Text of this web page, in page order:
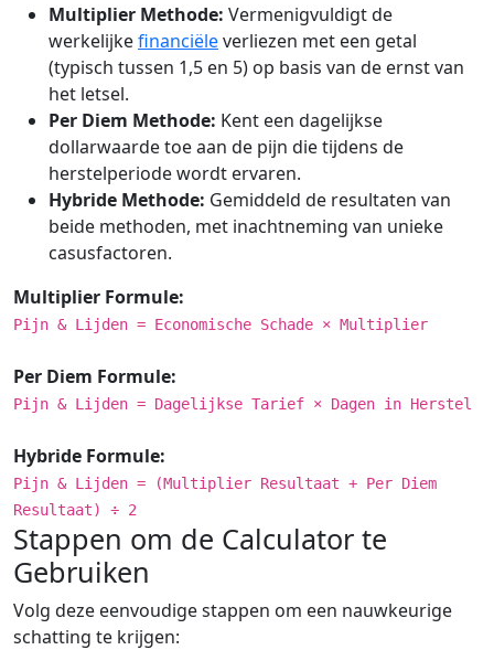
Multiplier Methode: Vermenigvuldigt de
werkelijkefinanciëleverliezen met een getal
(typisch tussen 1,5 en 5) op basis van de ernst van
het letsel.
Per Diem Methode: Kent een dagelijkse
dollarwaarde toe aan de pijn die tijdens de
herstelperiode wordt ervaren.
Hybride Methode: Gemiddeld de resultaten van
beide methoden, met inachtneming van unieke
casusfactoren.
Multiplier Formule:
Pijn & Lijden = Economische Schade × Multiplier
Per Diem Formule:
Pijn & Lijden = Dagelijkse Tarief × Dagen in Herstel
Hybride Formule:
Pijn & Lijden = (Multiplier Resultaat + Per Diem
Resultaat) ÷ 2
Stappen om de Calculator te
Gebruiken
Volg deze eenvoudige stappen om een nauwkeurige
schatting te krijgen: